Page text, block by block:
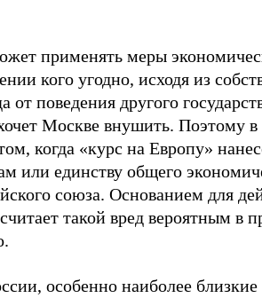
применять меры
кого угодно, исходя из
от поведения другого
Москве внушить. Поэтому в
когда «курс на Европу»
или единству общего
союза. Основанием для
такой вред вероятным в
особенно наиболее